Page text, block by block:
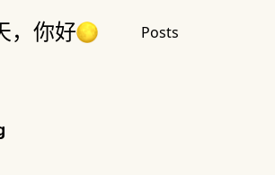
，你好 Posts